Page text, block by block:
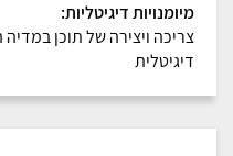
מיומנויות דיגיטליות:
צריכה ויצירה של תוכן במדיה
דיגיטלית